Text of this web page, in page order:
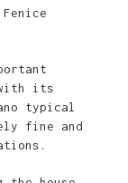
its
typical
fine and